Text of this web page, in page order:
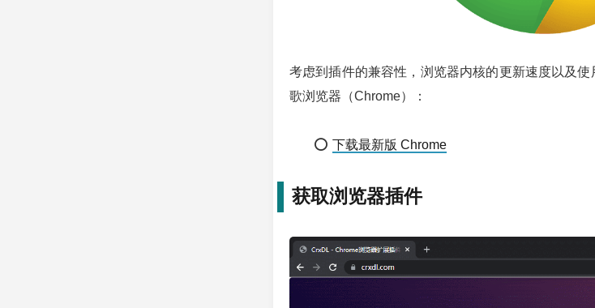
考虑到插件的兼容性，浏览器内核的更新速度以及
歌浏览器（Chrome）：
⭕ 下载最新版 Chrome
获取浏览器插件